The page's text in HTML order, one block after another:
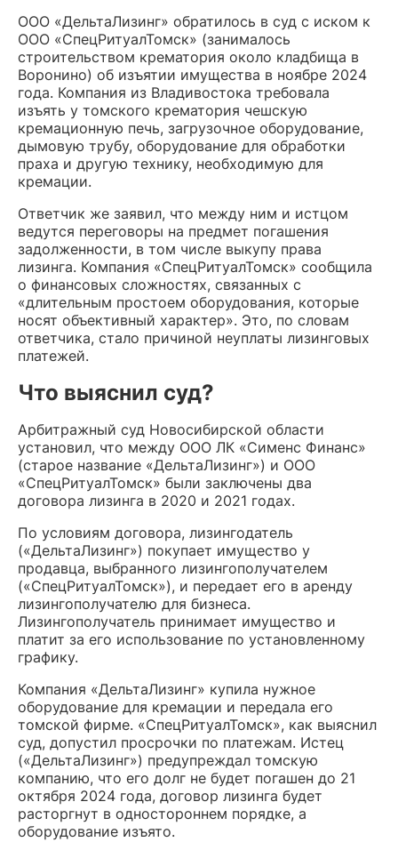
ООО «ДельтаЛизинг» обратилось в суд с иском к
ООО «СпецРитуалТомск» (занималось
строительством крематория около кладбища в
Воронино) об изъятии имущества в ноябре 2024
года. Компания из Владивостока требовала
изъять у томского крематория чешскую
кремационную печь, загрузочное оборудование,
дымовую трубу, оборудование для обработки
праха и другую технику, необходимую для
кремации.
Ответчик же заявил, что между ним и истцом
ведутся переговоры на предмет погашения
задолженности, в том числе выкупу права
лизинга. Компания «СпецРитуалТомск» сообщила
о финансовых сложностях, связанных с
«длительным простоем оборудования, которые
носят объективный характер». Это, по словам
ответчика, стало причиной неуплаты лизинговых
платежей.
Что выяснил суд?
Арбитражный суд Новосибирской области
установил, что между ООО ЛК «Сименс Финанс»
(старое название «ДельтаЛизинг») и ООО
«СпецРитуалТомск» были заключены два
договора лизинга в 2020 и 2021 годах.
По условиям договора, лизингодатель
(«ДельтаЛизинг») покупает имущество у
продавца, выбранного лизингополучателем
(«СпецРитуалТомск»), и передает его в аренду
лизингополучателю для бизнеса.
Лизингополучатель принимает имущество и
платит за его использование по установленному
графику.
Компания «ДельтаЛизинг» купила нужное
оборудование для кремации и передала его
томской фирме. «СпецРитуалТомск», как выяснил
суд, допустил просрочки по платежам. Истец
(«ДельтаЛизинг») предупреждал томскую
компанию, что его долг не будет погашен до 21
октября 2024 года, договор лизинга будет
расторгнут в одностороннем порядке, а
оборудование изъято.